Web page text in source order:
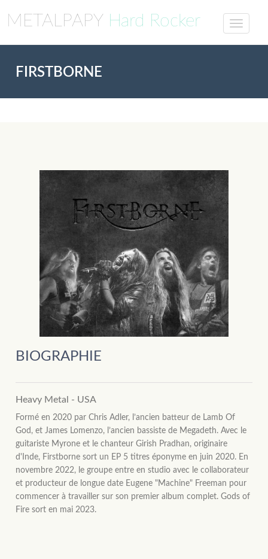
METALPAPY Hard Rocker
FIRSTBORNE
BIOGRAPHIE
Heavy Metal - USA
Formé en 2020 par Chris Adler, l’ancien batteur de Lamb Of
God, et James Lomenzo, l’ancien bassiste de Megadeth. Avec le
guitariste Myrone et le chanteur Girish Pradhan, originaire
d'Inde, Firstborne sort un EP 5 titres éponyme en juin 2020. En
novembre 2022, le groupe entre en studio avec le collaborateur
et producteur de longue date Eugene "Machine" Freeman pour
commencer à travailler sur son premier album complet. Gods of
Fire sort en mai 2023.